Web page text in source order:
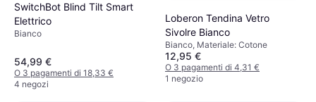
SwitchBot Blind Tilt Smart
Elettrico
Bianco
54,99 €
O 3 pagamenti di 18,33 €
4 negozi
Loberon Tendina Vetro
Sivolre Bianco
Bianco, Materiale: Cotone
12,95 €
O 3 pagamenti di 4,31 €
1 negozio